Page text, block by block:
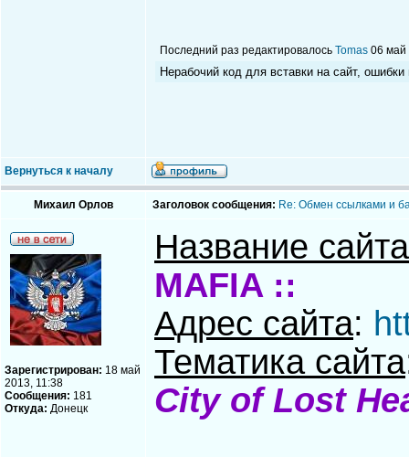
Последний раз редактировалось Tomas 06 май
Нерабочий код для вставки на сайт,
Вернуться к началу
Михаил Орлов Заголовок сообщения: Re: Обмен ссылками и
Зарегистрирован: 18 май
2013, 11:38
Сообщения: 181
Откуда: Донецк
Название сайта
MAFIA ::
Адрес сайта:
Тематика сайта
City of Lost